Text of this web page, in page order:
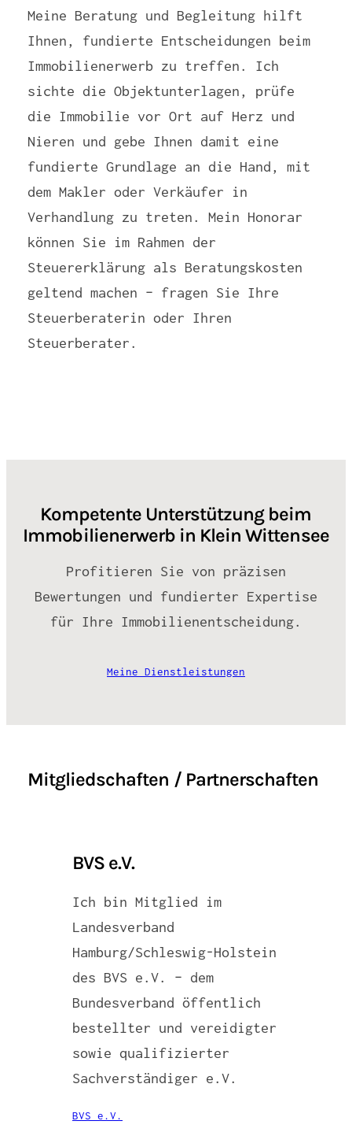
Meine Beratung und Begleitung hilft
Ihnen, fundierte Entscheidungen beim
Immobilienerwerb zu treffen. Ich
sichte die Objektunterlagen, prüfe
die Immobilie vor Ort auf Herz und
Nieren und gebe Ihnen damit eine
fundierte Grundlage an die Hand, mit
dem Makler oder Verkäufer in
Verhandlung zu treten. Mein Honorar
können Sie im Rahmen der
Steuererklärung als Beratungskosten
geltend machen – fragen Sie Ihre
Steuerberaterin oder Ihren
Steuerberater.
Kompetente Unterstützung beim
Immobilienerwerb in Klein Wittensee
Profitieren Sie von präzisen
Bewertungen und fundierter Expertise
für Ihre Immobilienentscheidung.
Meine Dienstleistungen
Mitgliedschaften / Partnerschaften
BVS e.V.
Ich bin Mitglied im
Landesverband
Hamburg/Schleswig-Holstein
des BVS e.V. – dem
Bundesverband öffentlich
bestellter und vereidigter
sowie qualifizierter
Sachverständiger e.V.
BVS e.V.